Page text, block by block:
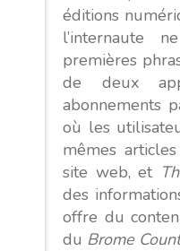
éditions
l’internaute
premières
de deux
abonnements
où les
mêmes
site web, et
des
offre du
du Brome